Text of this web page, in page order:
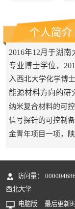
个人简介
2016年12月于湖
专业博士学位，
入西北大学化学博
能源材料方向的研
纳米复合材料的可
信号探针的可控制
金青年项目一项，
访问量：
西北大学
电脑版
最后更新